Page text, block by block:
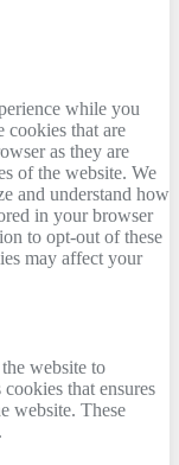
while you
cookies that are
as they are
of the website. We
and understand how
in your browser
to opt-out of these
may affect your
website to
that ensures
website. These